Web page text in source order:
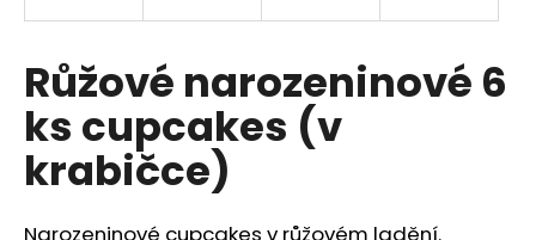
Růžové narozeninové 6
ks cupcakes (v
krabičce)
Narozeninové cupcakes v růžovém ladění.
o
p
o
r
u
u